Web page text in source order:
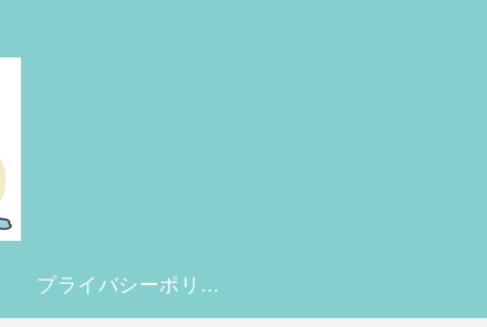
プライバシーポリシー